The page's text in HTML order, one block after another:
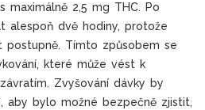
maximálně 2,5 mg THC. Po
alespoň dvě hodiny, protože
postupně. Tímto způsobem se
které může vést k
Zvyšování dávky by
aby bylo možné bezpečně zjistit,